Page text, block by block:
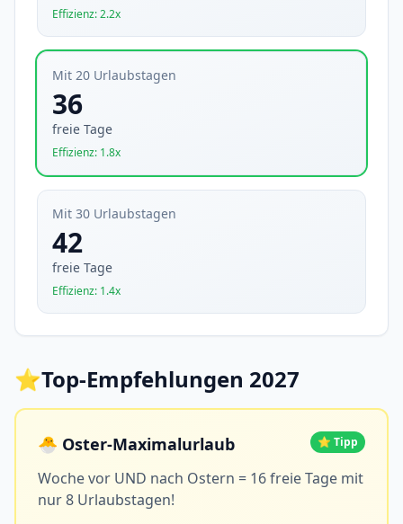
Effizienz: 2.2x
Mit 20 Urlaubstagen
36
freie Tage
Effizienz: 1.8x
Mit 30 Urlaubstagen
42
freie Tage
Effizienz: 1.4x
⭐Top-Empfehlungen 2027
🐣 Oster-Maximalurlaub ⭐ Tipp
Woche vor UND nach Ostern = 16 freie Tage mit
nur 8 Urlaubstagen!